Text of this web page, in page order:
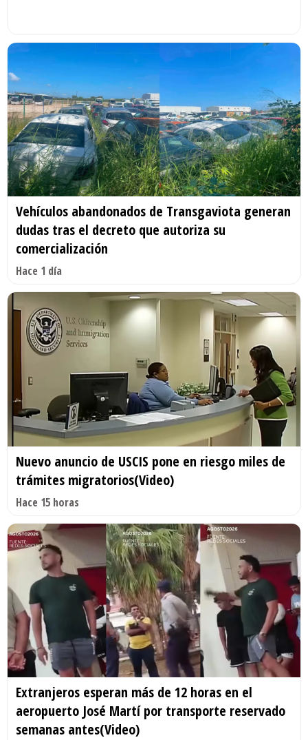
Vehículos abandonados de Transgaviota generan
dudas tras el decreto que autoriza su
comercialización
Hace 1 día
Nuevo anuncio de USCIS pone en riesgo miles de
trámites migratorios(Video)
Hace 15 horas
Extranjeros esperan más de 12 horas en el
aeropuerto José Martí por transporte reservado
semanas antes(Video)